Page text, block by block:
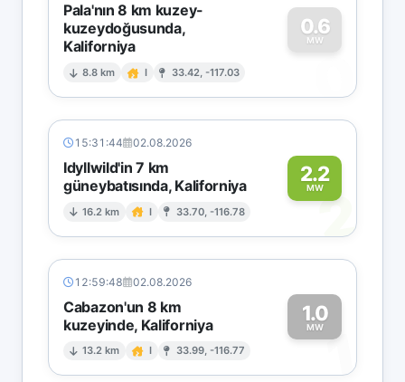
Pala'nın 8 km kuzey-
kuzeydoğusunda,
Kaliforniya
8.8 km I 33.42, -117.03
0.6
MW
0
15:31:44 02.08.2026
Idyllwild'in 7 km
güneybatısında, Kaliforniya
16.2 km I 33.70, -116.78
2.2
MW
2
12:59:48 02.08.2026
Cabazon'un 8 km
kuzeyinde, Kaliforniya
13.2 km I 33.99, -116.77
1.0
MW1